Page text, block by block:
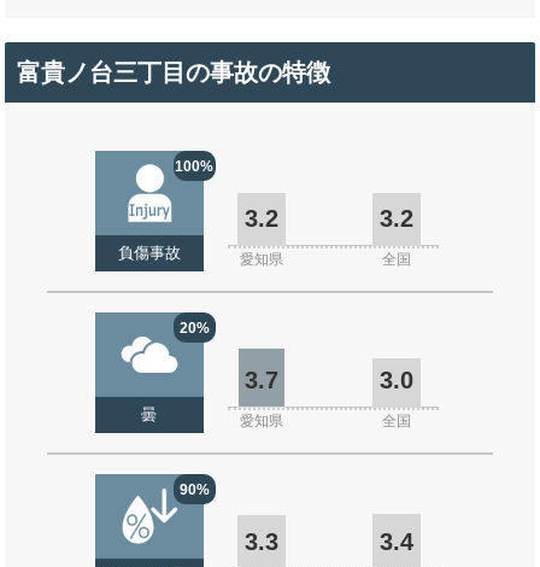
富貴ノ台三丁目の事故の特徴
100%
負傷事故
3.2 3.2
愛知県 全国
20%
曇
3.7 3.0
愛知県 全国
90%
3.3 3.4